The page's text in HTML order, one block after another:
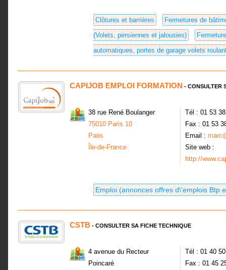
Clôtures et barrières
Fermetures de
(Volets, persiennes et jalousies)
automatiques, portes de garage volets
CAPIJOB EMPLOI FORMATION - CONSULTER
38 rue René Boulanger
75010 Paris 10
Paris
Île-de-France
Tél : 01 53
Fax : 01 53
Email :
Site web :
http://
Emploi (annonces offres d\'emplois Btp
CSTB - CONSULTER SA FICHE TECHNIQUE
4 avenue du Recteur
Poincaré
Tél : 01 40
Fax : 01 45